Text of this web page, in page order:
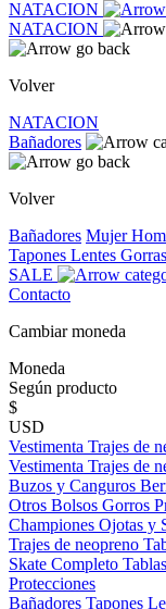
NATACION
NATACION
Volver
NATACION
Bañadores
Volver
Bañadores Mujer
Tapones Lentes Gorras
SALE
Contacto
Cambiar moneda
Moneda
Según producto
$
USD
Vestimenta Trajes de
Vestimenta Trajes de
Buzos y Canguros
Otros Bolsos Gorros
Championes Ojotas y
Trajes de neopreno
Skate Completo Tablas
Protecciones
Bañadores Tapones